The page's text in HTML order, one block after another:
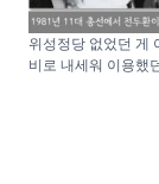
위성정당 없었던 게
비로 내세워 이용했